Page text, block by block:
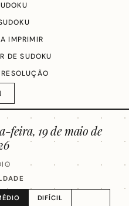
IMPRIMIR
DE SUDOKU
feira, 19 de maio de
DIFÍCIL